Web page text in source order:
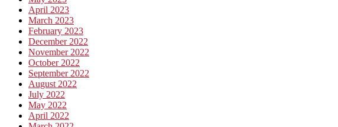
April 2023
March 2023
February 2023
December 2022
November 2022
October 2022
September 2022
August 2022
July 2022
May 2022
April 2022